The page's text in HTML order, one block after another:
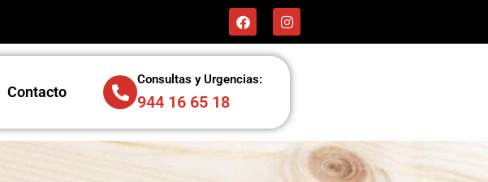
Contacto
Consultas y Urgencias:
944 16 65 18